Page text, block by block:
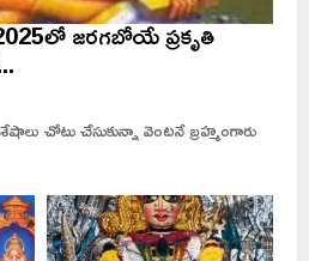
జరగబోయే ప్రకృతి
చోటు చేసుకున్నా వెంటనే బ్రహ్మంగారు